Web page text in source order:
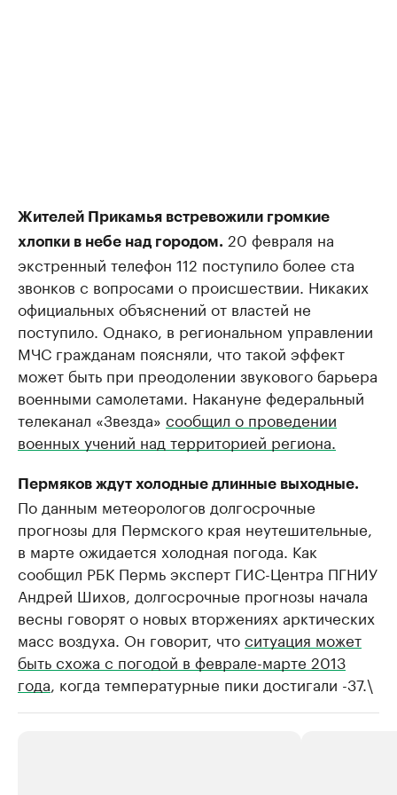
Жителей Прикамья встревожили громкие
хлопки в небе над городом. 20 февраля на
экстренный телефон 112 поступило более ста
звонков с вопросами о происшествии. Никаких
официальных объяснений от властей не
поступило. Однако, в региональном управлении
МЧС гражданам поясняли, что такой эффект
может быть при преодолении звукового барьера
военными самолетами. Накануне федеральный
телеканал «Звезда» сообщил о проведении
военных учений над территорией региона.
Пермяков ждут холодные длинные выходные.
По данным метеорологов долгосрочные
прогнозы для Пермского края неутешительные,
в марте ожидается холодная погода. Как
сообщил РБК Пермь эксперт ГИС-Центра ПГНИУ
Андрей Шихов, долгосрочные прогнозы начала
весны говорят о новых вторжениях арктических
масс воздуха. Он говорит, чтоситуация может
быть схожа с погодой в феврале-марте 2013
года , когда температурные пики достигали -37.\